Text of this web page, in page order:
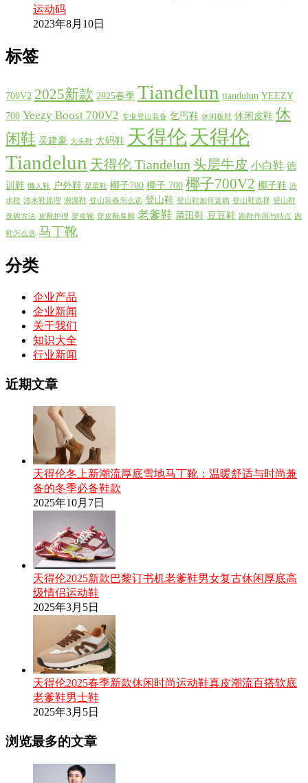
运动码
2023年8月10日
标签
700V2 2025新款 2025春季 Tiandelun tiandulun YEEZY
700 Yeezy Boost 700V2 专业登山装备 乞丐鞋 休闲板鞋 休闲皮鞋 休
闲鞋 吴建豪 大头鞋 大码鞋 天得伦天得伦
Tiandelun 天得伦 Tiandelun 头层牛皮 小白鞋 德
训鞋 懒人鞋 户外鞋 星星鞋 椰子700 椰子 700 椰子700V2 椰子鞋 涉
水鞋 涉水鞋原理 溯溪鞋 登山装备怎么选 登山鞋 登山鞋如何选购 登山鞋选择 登山鞋
选购方法 皮靴护理 穿皮靴 穿皮靴臭脚 老爹鞋 莆田鞋 豆豆鞋 跑鞋作用与特点 跑
鞋怎么选 马丁靴
分类
企业产品
企业新闻
关于我们
知识大全
行业新闻
近期文章
天得伦冬上新潮流厚底雪地马丁靴：温暖舒适与时尚兼
备的冬季必备鞋款
2025年10月7日
天得伦2025新款巴黎订书机老爹鞋男女复古休闲厚底高
级情侣运动鞋
2025年3月5日
天得伦2025春季新款休闲时尚运动鞋真皮潮流百搭软底
老爹鞋男士鞋
2025年3月5日
浏览最多的文章